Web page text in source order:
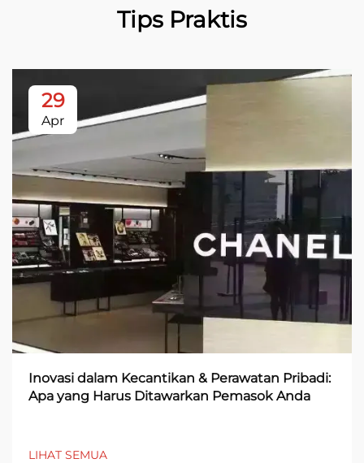
Tips Praktis
29
Apr
Inovasi dalam Kecantikan & Perawatan Pribadi:
Apa yang Harus Ditawarkan Pemasok Anda
LIHAT SEMUA